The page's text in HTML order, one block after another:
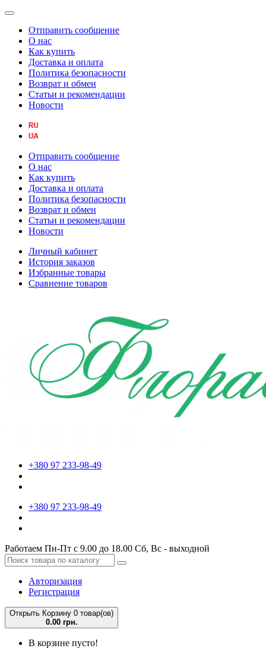
Отправить сообщение
О нас
Как купить
Доставка и оплата
Политика безопасности
Возврат и обмен
Статьи и рекомендации
Новости
Отправить сообщение
О нас
Как купить
Доставка и оплата
Политика безопасности
Возврат и обмен
Статьи и рекомендации
Новости
Личный кабинет
История заказов
Избранные товары
Сравнение товаров
+380 97 233-98-49
+380 97 233-98-49
Работаем Пн-Пт с 9.00 до 18.00 Сб, Вс - выходной
Авторизация
Регистрация
Открыть Корзину 0 товар(ов)
0.00 грн.
В корзине пусто!